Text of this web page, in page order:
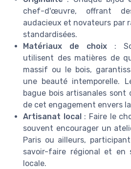
chef-d'œuvre, offrant
audacieux et novateurs par
standardisées.
Matériaux de choix :
utilisent des matières de
massif ou le bois,
une beauté intemporelle.
bague bois artisanales sont
de cet engagement envers
Artisanat local: Faire le
souvent encourager un
Paris ou ailleurs,
savoir-faire régional et en
locale.